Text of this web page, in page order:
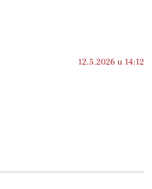
12.5.2026 u 14:12